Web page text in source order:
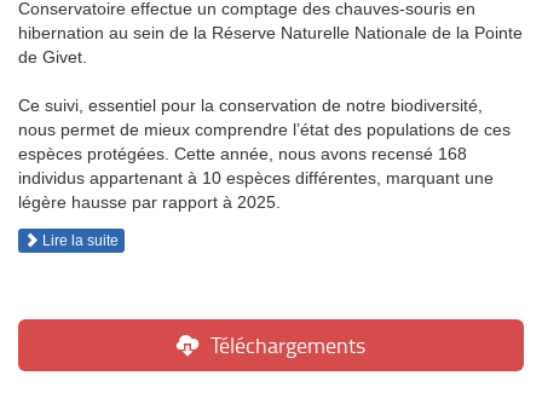
Conservatoire effectue un comptage des chauves-souris en
hibernation au sein de la Réserve Naturelle Nationale de la Pointe
de Givet.
Ce suivi, essentiel pour la conservation de notre biodiversité,
nous permet de mieux comprendre l’état des populations de ces
espèces protégées. Cette année, nous avons recensé 168
individus appartenant à 10 espèces différentes, marquant une
légère hausse par rapport à 2025.
Lire la suite
Téléchargements